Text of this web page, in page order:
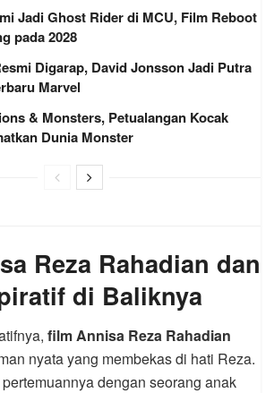
Jadi Ghost Rider di MCU, Film Reboot
pada 2028
Digarap, David Jonsson Jadi Putra
Marvel
& Monsters, Petualangan Kocak
Dunia Monster
Reza Rahadian dan
di Baliknya
film Annisa Reza Rahadian
nyata yang membekas di hati Reza.
dengan seorang anak